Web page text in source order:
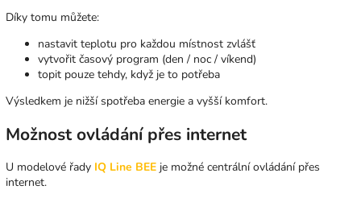
Díky tomu můžete:
nastavit teplotu pro každou místnost zvlášť
vytvořit časový program (den / noc / víkend)
topit pouze tehdy, když je to potřeba
Výsledkem je nižší spotřeba energie a vyšší komfort.
Možnost ovládání přes internet
U modelové řady IQ Line BEE je možné centrální ovládání přes
internet.